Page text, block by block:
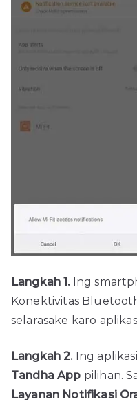
Langkah 1.Ing
Konektivitas
selarasake karo
Langkah 2.Ing
Tandha App pilihan.
Layanan Notifikasi